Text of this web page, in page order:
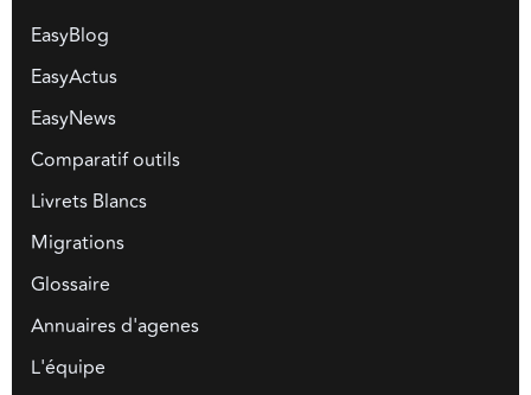
EasyBlog
EasyActus
EasyNews
Comparatif outils
Livrets Blancs
Migrations
Glossaire
Annuaires d'agenes
L'équipe